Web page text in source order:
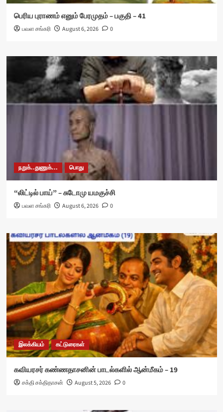
பெரிய புராணம் எனும் பேரமுதம் – பகுதி – 41
பவள சங்கரி August 6, 2026 0
நறுக்..துணுக்... பொது
“லிட்டில் பாய்” – சுடோமு யமகுச்சி
பவள சங்கரி August 6, 2026 0
இலக்கியம் கட்டுரைகள்
கவியரசர் கண்ணதாசனின் பாடல்களில் ஆன்மீகம் – 19
சக்தி சக்திதாசன் August 5, 2026 0